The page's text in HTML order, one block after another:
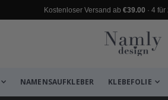
Kostenloser Versand ab €39.00 · 4
NAMENSAUFKLEBER KLEBEFOLIE